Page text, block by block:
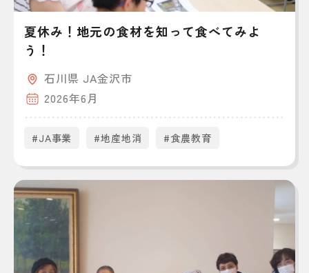
夏休み！地元の食材を知って食べてみよ
う！
石川県 JA金沢市
2026年6月
#JA事業 #地産地消 #食農教育